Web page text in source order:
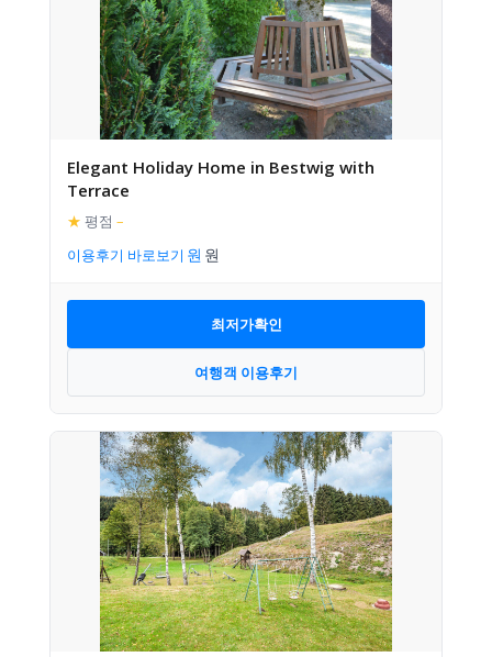
Elegant Holiday Home in Bestwig with
Terrace
★ 평점 –
이용후기 바로보기
최저가확인
여행객 이용후기